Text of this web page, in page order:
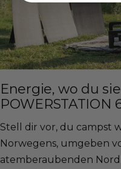
Energie, wo du
Stell dir vor, du campst
Norwegens, umgeben
atemberaubenden